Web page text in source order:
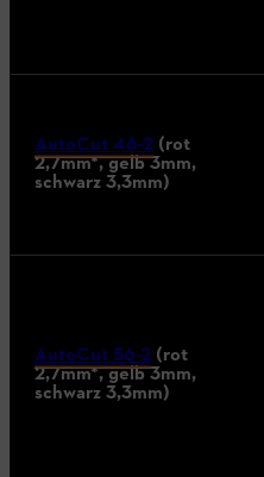
AutoCut 46-2 (rot
2,7mm*, gelb 3mm,
schwarz 3,3mm)
AutoCut 56-2 (rot
2,7mm*, gelb 3mm,
schwarz 3,3mm)